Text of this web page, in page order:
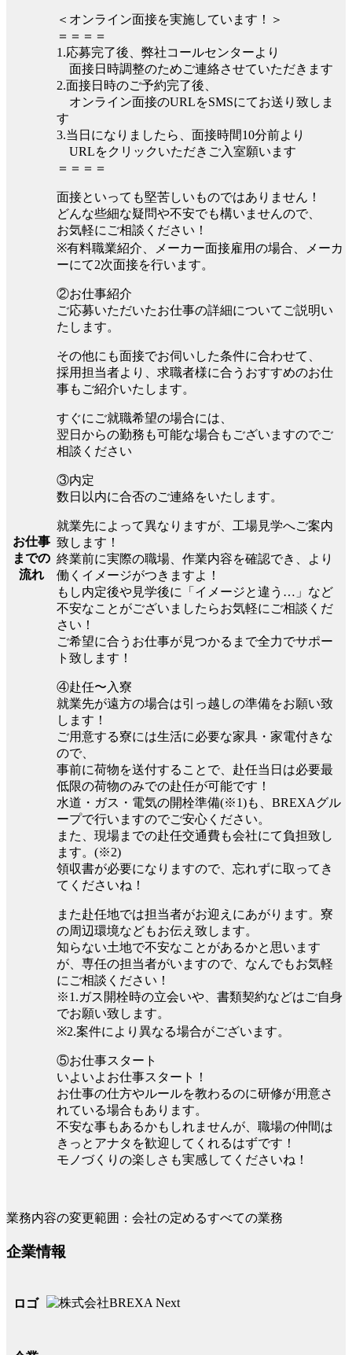
お仕事
までの
流れ
＜オンライン面接を実施しています！＞
＝＝＝＝
1.応募完了後、弊社コールセンターより
面接日時調整のためご連絡させていただきます
2.面接日時のご予約完了後、
オンライン面接のURLをSMSにてお送り致しま
す
3.当日になりましたら、面接時間10分前より
URLをクリックいただきご入室願います
＝＝＝＝
面接といっても堅苦しいものではありません！
どんな些細な疑問や不安でも構いませんので、
お気軽にご相談ください！
※有料職業紹介、メーカー面接雇用の場合、メーカ
ーにて2次面接を行います。
②お仕事紹介
ご応募いただいたお仕事の詳細についてご説明い
たします。
その他にも面接でお伺いした条件に合わせて、
採用担当者より、求職者様に合うおすすめのお仕
事もご紹介いたします。
すぐにご就職希望の場合には、
翌日からの勤務も可能な場合もございますのでご
相談ください
③内定
数日以内に合否のご連絡をいたします。
就業先によって異なりますが、工場見学へご案内
致します！
終業前に実際の職場、作業内容を確認でき、より
働くイメージがつきますよ！
もし内定後や見学後に「イメージと違う…」など
不安なことがございましたらお気軽にご相談くだ
さい！
ご希望に合うお仕事が見つかるまで全力でサポー
ト致します！
④赴任〜入寮
就業先が遠方の場合は引っ越しの準備をお願い致
します！
ご用意する寮には生活に必要な家具・家電付きな
ので、
事前に荷物を送付することで、赴任当日は必要最
低限の荷物のみでの赴任が可能です！
水道・ガス・電気の開栓準備(※1)も、BREXAグル
ープで行いますのでご安心ください。
また、現場までの赴任交通費も会社にて負担致し
ます。(※2)
領収書が必要になりますので、忘れずに取ってき
てくださいね！
また赴任地では担当者がお迎えにあがります。寮
の周辺環境などもお伝え致します。
知らない土地で不安なことがあるかと思います
が、専任の担当者がいますので、なんでもお気軽
にご相談ください！
※1.ガス開栓時の立会いや、書類契約などはご自身
でお願い致します。
※2.案件により異なる場合がございます。
⑤お仕事スタート
いよいよお仕事スタート！
お仕事の仕方やルールを教わるのに研修が用意さ
れている場合もあります。
不安な事もあるかもしれませんが、職場の仲間は
きっとアナタを歓迎してくれるはずです！
モノづくりの楽しさも実感してくださいね！
業務内容の変更範囲：会社の定めるすべての業務
企業情報
ロゴ